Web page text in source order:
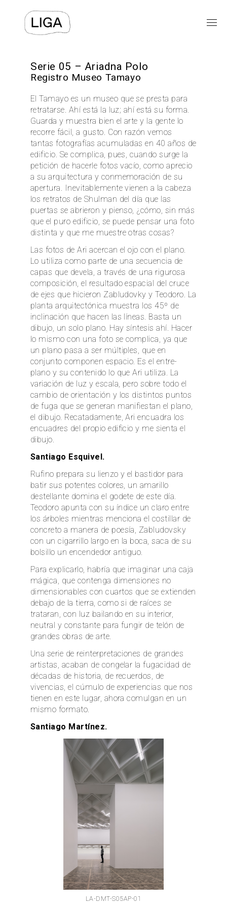
EXPOSICIONES
LIGA-ARCHIVOS
TEXTOS
ACERCA DE
Serie 05 – Ariadna Polo
Registro Museo Tamayo
El Tamayo es un museo que se presta para
retratarse. Ahí está la luz; ahí está su forma.
Guarda y muestra bien el arte y la gente lo
recorre fácil, a gusto. Con razón vemos
tantas fotografías acumuladas en 40 años de
edificio. Se complica, pues, cuando surge la
petición de hacerle fotos vacío, como aprecio
a su arquitectura y conmemoración de su
apertura. Inevitablemente vienen a la cabeza
los retratos de Shulman del día que las
puertas se abrieron y pienso, ¿cómo, sin más
que el puro edificio, se puede pensar una foto
distinta y que me muestre otras cosas?
Las fotos de Ari acercan el ojo con el plano.
Lo utiliza como parte de una secuencia de
capas que devela, a través de una rigurosa
composición, el resultado espacial del cruce
de ejes que hicieron Zabludovky y Teodoro. La
planta arquitectónica muestra los 45º de
inclinación que hacen las líneas. Basta un
dibujo, un solo plano. Hay síntesis ahí. Hacer
lo mismo con una foto se complica, ya que
un plano pasa a ser múltiples, que en
conjunto componen espacio. Es el entre-
plano y su contenido lo que Ari utiliza. La
variación de luz y escala, pero sobre todo el
cambio de orientación y los distintos puntos
de fuga que se generan manifiestan el plano,
el dibujo. Recatadamente, Ari encuadra los
encuadres del propio edificio y me sienta el
dibujo.
Santiago Esquivel.
Rufino prepara su lienzo y el bastidor para
batir sus potentes colores, un amarillo
destellante domina el godete de este día.
Teodoro apunta con su índice un claro entre
los árboles mientras menciona el costillar de
concreto a manera de poesía, Zabludovsky
con un cigarrillo largo en la boca, saca de su
bolsillo un encendedor antiguo.
Para explicarlo, habría que imaginar una caja
mágica, que contenga dimensiones no
dimensionables con cuartos que se extienden
debajo de la tierra, como si de raíces se
trataran, con luz bailando en su interior,
neutral y constante para fungir de telón de
grandes obras de arte.
Una serie de reinterpretaciones de grandes
artistas, acaban de congelar la fugacidad de
décadas de historia, de recuerdos, de
vivencias, el cúmulo de experiencias que nos
tienen en este lugar, ahora comulgan en un
mismo formato.
Santiago Martínez.
LA-DMT-S05AP-01